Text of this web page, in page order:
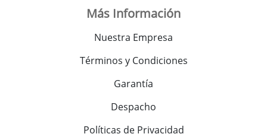
Más Información
Nuestra Empresa
Términos y Condiciones
Garantía
Despacho
Políticas de Privacidad